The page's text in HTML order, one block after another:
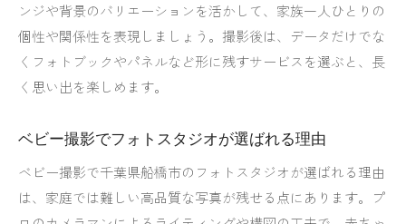
ンジや背景のバリエーションを活かして、家族一人ひとりの
個性や関係性を表現しましょう。撮影後は、データだけでな
くフォトブックやパネルなど形に残すサービスを選ぶと、長
く思い出を楽しめます。
ベビー撮影でフォトスタジオが選ばれる理由
ベビー撮影で千葉県船橋市のフォトスタジオが選ばれる理由
は、家庭では難しい高品質な写真が残せる点にあります。プ